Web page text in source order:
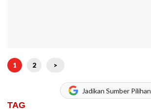
1 2 >
Jadikan Sumber Pilihan
TAG